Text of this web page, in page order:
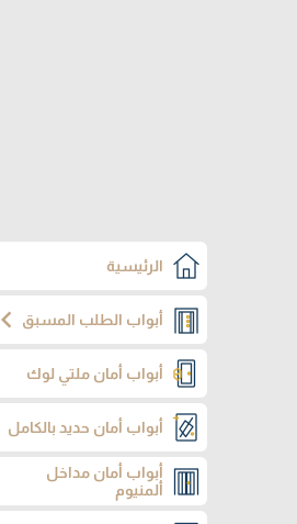
الرئيسية
أبواب الطلب المسبقchevron_left
أبواب أمان ملتي لوك
أبواب أمان حديد بالكامل
أبواب أمان مداخل
ألمنيوم